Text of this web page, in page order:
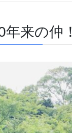
来の仲！